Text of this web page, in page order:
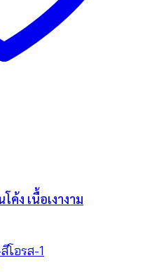
ค้ง เนื้อเงางาม